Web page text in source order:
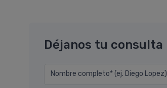
Déjanos tu consulta
Nombre completo* (ej. Diego Lopez)